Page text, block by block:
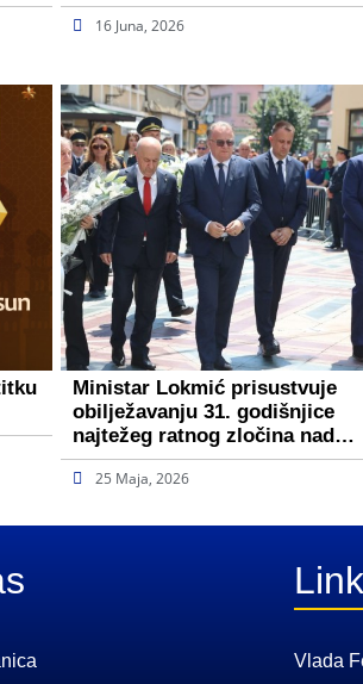
16 Juna, 2026
Ministar Lokmić prisustvuje
obilježavanju 31. godišnjice
najtežeg ratnog zločina nad…
25 Maja, 2026
Vlada